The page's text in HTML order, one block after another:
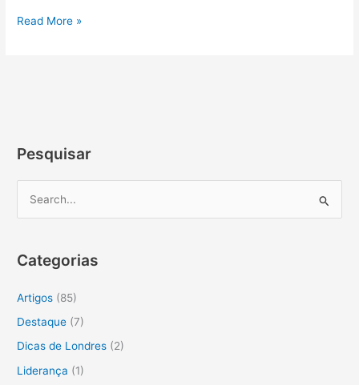
Read More »
Pesquisar
q
a
r
Categorias
Artigos (85)
Destaque (7)
Dicas de Londres (2)
Liderança (1)